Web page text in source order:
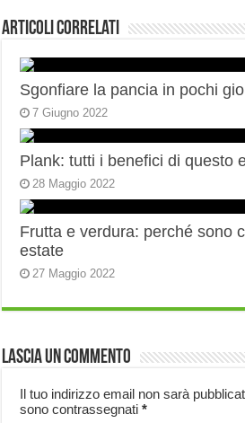
Articoli correlati
Sgonfiare la pancia in pochi
7 Giugno 2022
Plank: tutti i benefici di questo
28 Maggio 2022
Frutta e verdura: perché sono
estate
27 Maggio 2022
Lascia un commento
Il tuo indirizzo email non sarà
sono contrassegnati*